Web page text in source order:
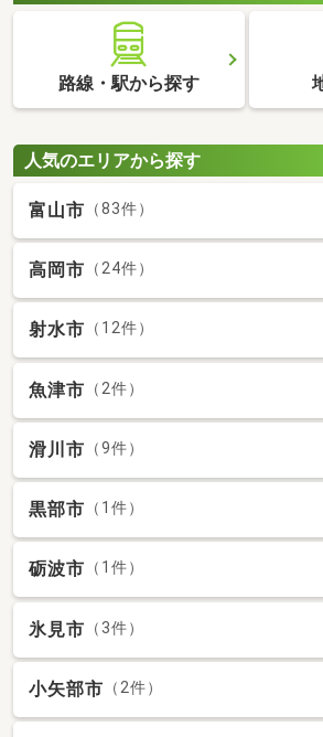
路線・駅から探す
人気のエリアから探す
富山市 （83件）
高岡市 （24件）
射水市 （12件）
魚津市 （2件）
滑川市 （9件）
黒部市 （1件）
砺波市 （1件）
氷見市 （3件）
小矢部市 （2件）